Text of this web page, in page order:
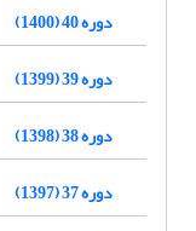
دوره 40 (1400)
دوره 39 (1399)
دوره 38 (1398)
دوره 37 (1397)